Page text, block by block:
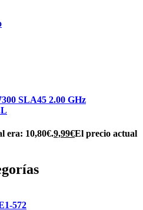
SLA45 2.00 GHz
era: 10,80€.9,99€El precio actual
572